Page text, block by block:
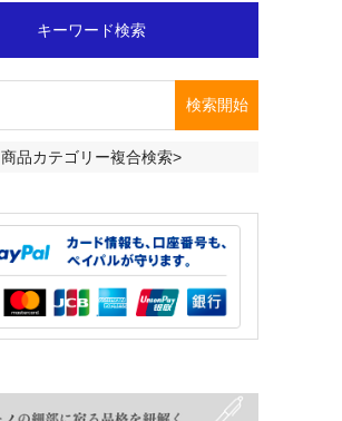
キーワード検索
商品カテゴリー複合検索>